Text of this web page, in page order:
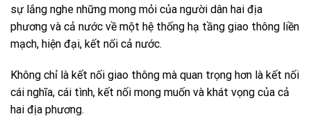
sự lắng nghe những mong mỏi của người dân hai địa
phương và cả nước về một hệ thống hạ tầng giao thông liền
mạch, hiện đại, kết nối cả nước.
Không chỉ là kết nối giao thông mà quan trọng hơn là kết nối
cái nghĩa, cái tình, kết nối mong muốn và khát vọng của cả
hai địa phương.